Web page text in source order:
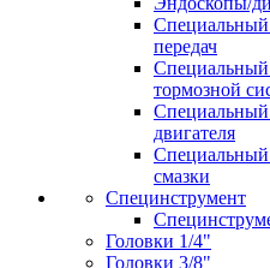
Специальный
передач
Специальный
тормозной
Специальный
двигателя
Специальный
смазки
Специнструмент
Головки 1/4"
Головки 3/8"